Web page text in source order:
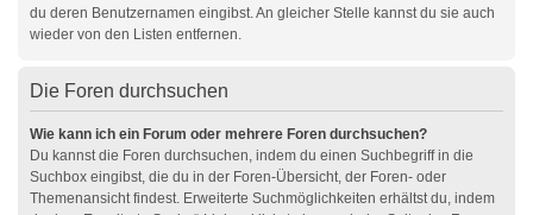
du deren Benutzernamen eingibst. An gleicher Stelle kannst du sie auch
wieder von den Listen entfernen.
Die Foren durchsuchen
Wie kann ich ein Forum oder mehrere Foren durchsuchen?
Du kannst die Foren durchsuchen, indem du einen Suchbegriff in die
Suchbox eingibst, die du in der Foren-Übersicht, der Foren- oder
Themenansicht findest. Erweiterte Suchmöglichkeiten erhältst du, indem